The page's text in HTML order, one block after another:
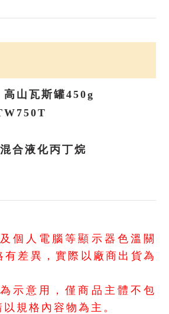
山瓦斯罐450g
合液化丙丁烷
個人電腦等顯示器色溫關
有差異，實際以廠商出貨為
示意用，僅商品主體不包
規格內容物為主。